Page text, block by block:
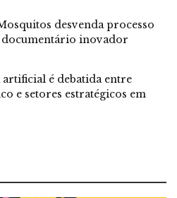
desvenda processo
inovador
é debatida entre
e setores estratégicos em